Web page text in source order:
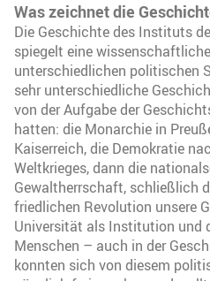
Was zeichnet die
Die Geschichte des Instituts
spiegelt eine
unterschiedlichen politischen
sehr unterschiedliche
von der Aufgabe der
hatten: die Monarchie in
Kaiserreich, die Demokratie
Weltkrieges, dann die
Gewaltherrschaft, schließlich
friedlichen Revolution unsere
Universität als Institution und
Menschen – auch in der
konnten sich von diesem